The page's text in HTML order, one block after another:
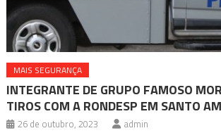
MAIS SEGURANÇA
INTEGRANTE DE GRUPO FAMOSO
TIROS COM A RONDESP EM SANTO
26 de outubro, 2023 admin